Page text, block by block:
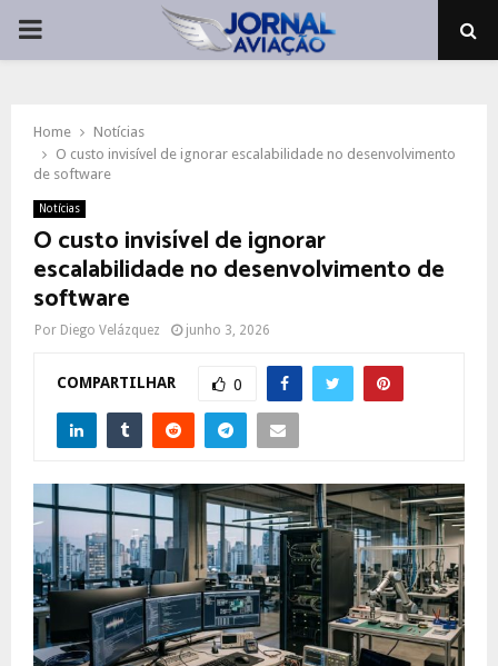
PRIMARY
Home
Notícias
O custo invisível de ignorar escalabilidade no desenvolvimento
de software
Notícias
O custo invisível de ignorar
escalabilidade no desenvolvimento de
software
Por Diego Velázquez junho 3, 2026
COMPARTILHAR 0